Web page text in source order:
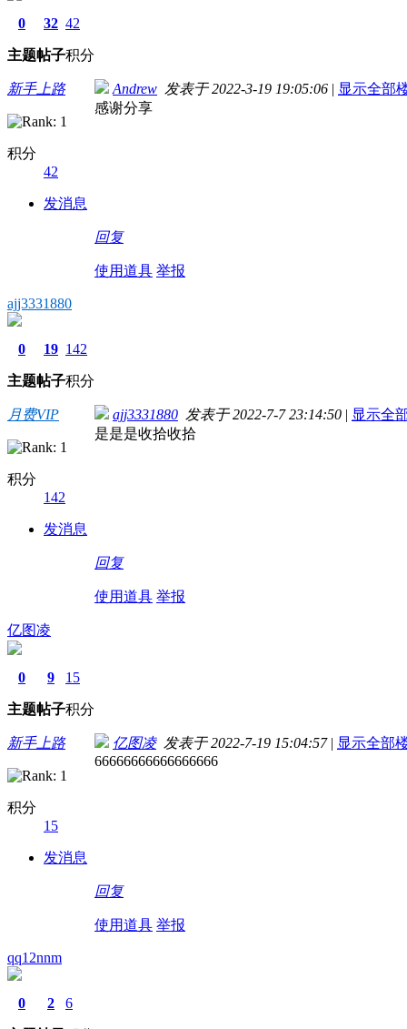
0
主题
32
帖子
42
积分
新手上路
积分
42
发消息
Andrew 发表于 2022-3-19 19:05:06 | 显示全部
感谢分享
回复
使用道具 举报
ajj3331880
0
主题
19
帖子
142
积分
月费VIP
积分
142
发消息
ajj3331880 发表于 2022-7-7 23:14:50 | 显示全
是是是收拾收拾
回复
使用道具 举报
亿图凌
0
主题
9
帖子
15
积分
新手上路
积分
15
发消息
亿图凌发表于 2022-7-19 15:04:57 | 显示全部
66666666666666666
回复
使用道具 举报
qq12nnm
0 2 6